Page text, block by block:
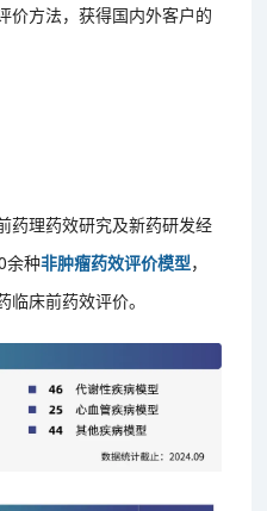
价方法，获得国内外客户的
药理药效研究及新药研发经
余种非肿瘤药效评价模型，
床前药效评价。